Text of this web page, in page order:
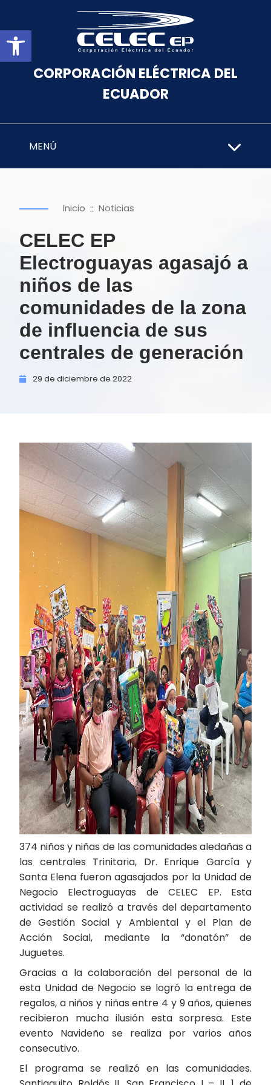
Abrir barra de herramientas
CORPORACIÓN ELÉCTRICA DEL
ECUADOR
MENÚ
Inicio :: Noticias
CELEC EP
Electroguayas agasajó a
niños de las
comunidades de la zona
de influencia de sus
centrales de generación
29 de diciembre de 2022
374 niños y niñas de las comunidades aledañas a
las centrales Trinitaria, Dr. Enrique García y
Santa Elena fueron agasajados por la Unidad de
Negocio Electroguayas de CELEC EP. Esta
actividad se realizó a través del departamento
de Gestión Social y Ambiental y el Plan de
Acción Social, mediante la “donatón” de
Juguetes.
Gracias a la colaboración del personal de la
esta Unidad de Negocio se logró la entrega de
regalos, a niños y niñas entre 4 y 9 años, quienes
recibieron mucha ilusión esta sorpresa. Este
evento Navideño se realiza por varios años
consecutivo.
El programa se realizó en las comunidades.